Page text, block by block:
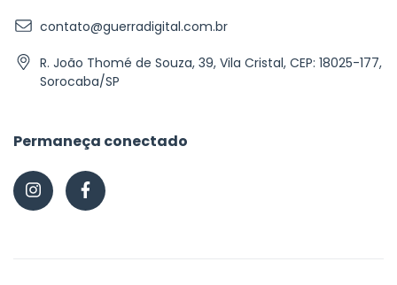
contato@guerradigital.com.br
R. João Thomé de Souza, 39, Vila Cristal, CEP: 18025-177,
Sorocaba/SP
Permaneça conectado